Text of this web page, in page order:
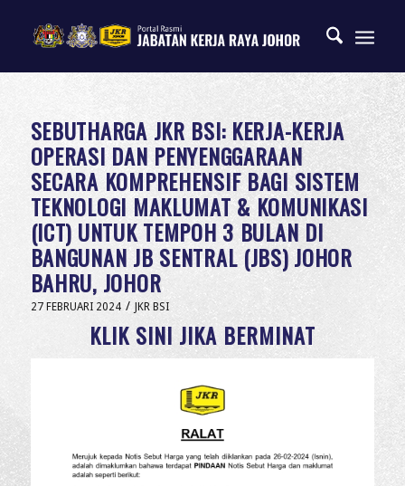
SEBUTHARGA JKR BSI: KERJA-KERJA
OPERASI DAN PENYENGGARAAN
SECARA KOMPREHENSIF BAGI SISTEM
TEKNOLOGI MAKLUMAT & KOMUNIKASI
(ICT) UNTUK TEMPOH 3 BULAN DI
BANGUNAN JB SENTRAL (JBS) JOHOR
BAHRU, JOHOR
27 FEBRUARI 2024 / JKR BSI
KLIK SINI JIKA BERMINAT